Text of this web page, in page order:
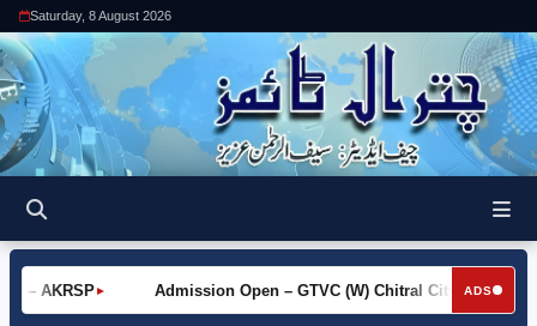
Saturday, 8 August 2026
ADS
►
– AKRSP ►
Admission Open – GTVC (W) Chitral City